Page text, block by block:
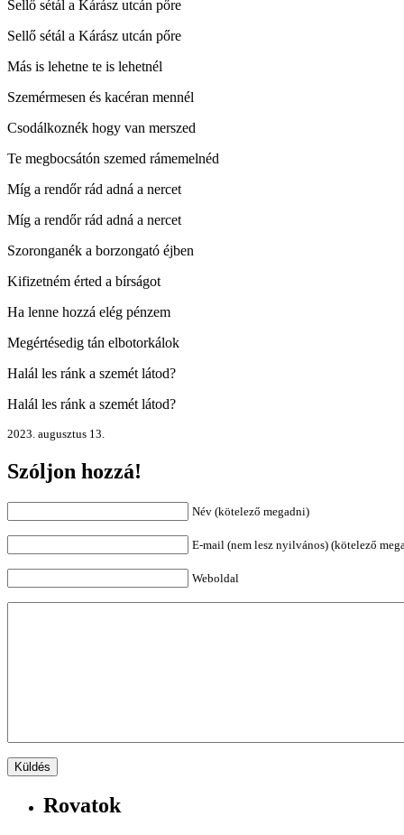
Sellő sétál a Kárász utcán pőre
Sellő sétál a Kárász utcán pőre
Más is lehetne te is lehetnél
Szemérmesen és kacéran mennél
Csodálkoznék hogy van merszed
Te megbocsátón szemed rámemelnéd
Míg a rendőr rád adná a nercet
Míg a rendőr rád adná a nercet
Szoronganék a borzongató éjben
Kifizetném érted a bírságot
Ha lenne hozzá elég pénzem
Megértésedig tán elbotorkálok
Halál les ránk a szemét látod?
Halál les ránk a szemét látod?
2023. augusztus 13.
Szóljon hozzá!
Név (kötelező megadni)
E-mail (nem lesz nyilvános) (kötelező
Weboldal
Rovatok